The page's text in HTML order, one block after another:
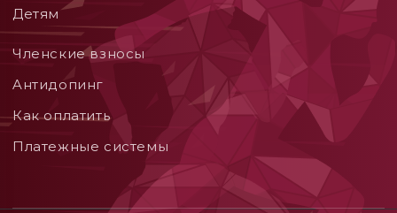
Детям
Членские взносы
Aнтидопинг
Как оплатить
Платежные системы